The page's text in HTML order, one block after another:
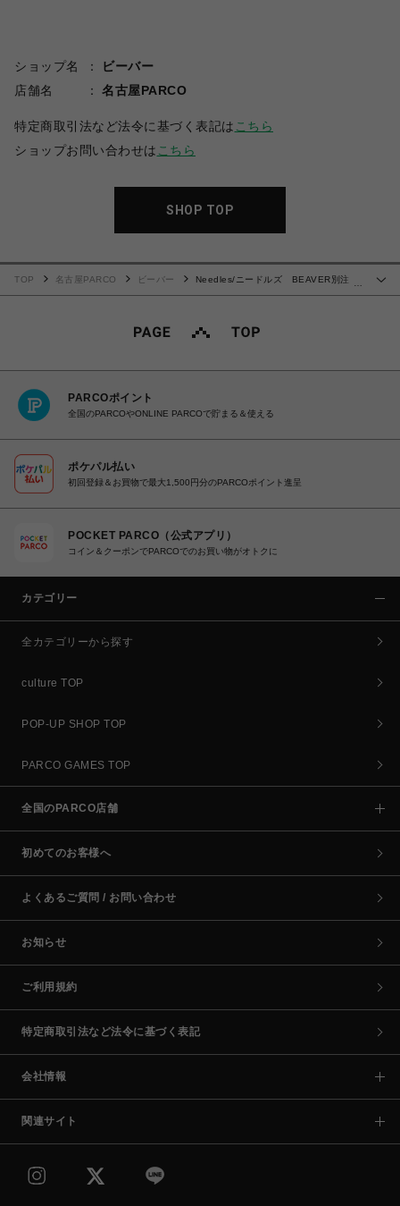
ショップ名
ビーバー
店舗名
名古屋PARCO
特定商取引法など法令に基づく表記は こちら
ショップお問い合わせは こちら
SHOP TOP
…
TOP 名古屋PARCO ビーバー
Needles/ニードルズ BEAVER別注
PARCOポイント
全国のPARCOやONLINE PARCOで貯まる＆使える
ポケパル払い
初回登録＆お買物で最大1,500円分のPARCOポイント進呈
POCKET PARCO（公式アプリ）
コイン＆クーポンでPARCOでのお買い物がオトクに
カテゴリー
全カテゴリーから探す
culture TOP
POP-UP SHOP TOP
PARCO GAMES TOP
全国のPARCO店舗
初めてのお客様へ
よくあるご質問 / お問い合わせ
お知らせ
ご利用規約
特定商取引法など法令に基づく表記
会社情報
関連サイト